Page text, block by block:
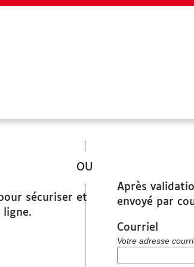
SITES UTILES
www.grandchambery.fr
Démarches Ville de Chambéry
sécuriser et
ligne.
Après
envoyé par
Courriel
Votre adresse